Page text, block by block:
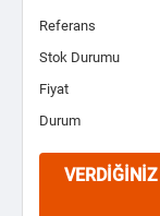
Referans
Stok Durumu
Fiyat
Durum